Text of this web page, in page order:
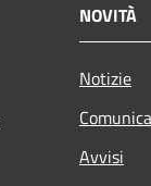
NOVITÀ
Notizie
Avvisi